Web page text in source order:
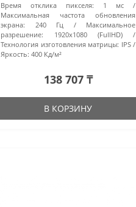
Время отклика пикселя:
1 мс
Максимальная частота обновления
экрана:
240 Гц
Максимальное
разрешение:
1920x1080 (FullHD)
Технология изготовления матрицы: IPS
Яркость: 400 Кд/м²
138 707 ₸
В КОРЗИНУ